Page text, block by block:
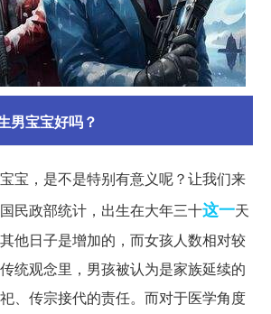
男宝宝好吗？
宝，是不是特别有意义呢？让我们来
民政部统计，出生在大年三十这一天
他日子是增加的，而女孩人数相对较
统观念里，男孩被认为是家族延续的
、传宗接代的责任。而对于医学角度